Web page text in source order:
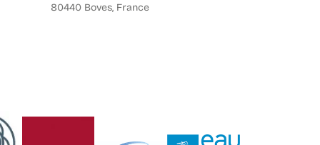
80440 Boves, France